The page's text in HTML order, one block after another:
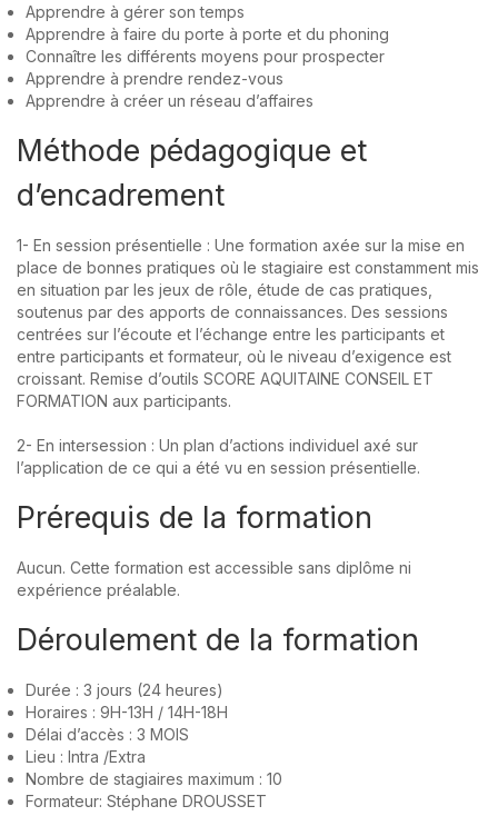
Apprendre à gérer son temps
Apprendre à faire du porte à porte et du phoning
Connaître les différents moyens pour prospecter
Apprendre à prendre rendez-vous
Apprendre à créer un réseau d’affaires
Méthode pédagogique et
d’encadrement
1- En session présentielle : Une formation axée sur la mise en
place de bonnes pratiques où le stagiaire est constamment mis
en situation par les jeux de rôle, étude de cas pratiques,
soutenus par des apports de connaissances. Des sessions
centrées sur l’écoute et l’échange entre les participants et
entre participants et formateur, où le niveau d’exigence est
croissant. Remise d’outils SCORE AQUITAINE CONSEIL ET
FORMATION aux participants.
2- En intersession : Un plan d’actions individuel axé sur
l’application de ce qui a été vu en session présentielle.
Prérequis de la formation
Aucun. Cette formation est accessible sans diplôme ni
expérience préalable.
Déroulement de la formation
Durée : 3 jours (24 heures)
Horaires : 9H-13H / 14H-18H
Délai d’accès : 3 MOIS
Lieu : Intra /Extra
Nombre de stagiaires maximum : 10
Formateur: Stéphane DROUSSET